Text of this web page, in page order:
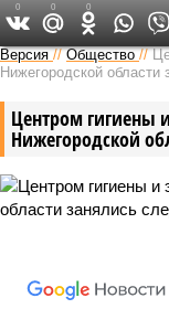
Версия //Общество //
Нижегородской области
Центром гигиены
Нижегородской
0 0 0